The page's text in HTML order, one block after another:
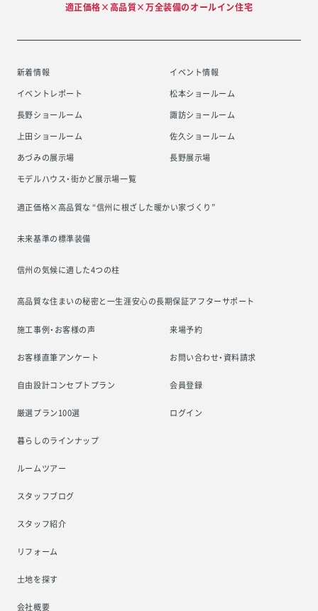
適正価格×高品質×万全装備のオールイン住宅
新着情報
イベント情報
イベントレポート
松本ショールーム
長野ショールーム
諏訪ショールーム
上田ショールーム
佐久ショールーム
あづみの展示場
長野展示場
モデルハウス・街かど展示場一覧
適正価格×高品質な “信州に根ざした暖かい家づくり”
未来基準の標準装備
信州の気候に適した4つの柱
高品質な住まいの秘密と一生涯安心の長期保証アフターサポート
施工事例・お客様の声
お客様直筆アンケート
自由設計コンセプトプラン
厳選プラン100選
暮らしのラインナップ
ルームツアー
スタッフブログ
スタッフ紹介
リフォーム
土地を探す
会社概要
来場予約
お問い合わせ・資料請求
会員登録
ログイン